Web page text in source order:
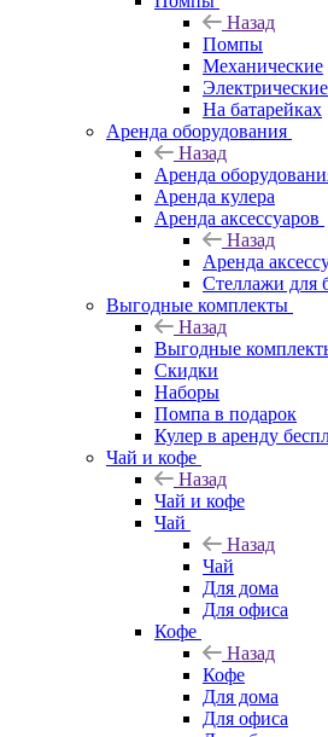
Назад
Помпы
Механические
Электрические
На батарейках
Аренда оборудования
Назад
Аренда
Аренда кулера
Аренда аксессуаров
Назад
Аренда
Стеллажи для
Выгодные комплекты
Назад
Выгодные
Скидки
Наборы
Помпа в подарок
Кулер в аренду
Чай и кофе
Назад
Чай и кофе
Чай
Назад
Чай
Для дома
Для офиса
Кофе
Назад
Кофе
Для дома
Для офиса